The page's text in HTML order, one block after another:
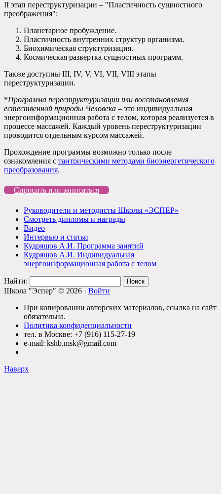
II этап переструктуризации – "Пластичность сущностного
преображения":
Планетарное пробуждение.
Пластичность внутренних структур организма.
Биохимическая структуризация.
Космическая развертка сущностных программ.
Также доступны III, IV, V, VI, VII, VIII этапы
переструктуризации.
*Программа переструктуризации или восстановления
естественной природы Человека – это индивидуальная
энергоинформационная работа с телом, которая реализуется в
процессе массажей. Каждый уровень переструктуризации
проводится отдельным курсом массажей.
Прохождение программы возможно только после
ознакомления с тантрическими методами биоэнергетического
преобразования.
Спросить или записаться
Руководители и методисты Школы «ЭСПЕР»
Смотреть дипломы и награды
Видео
Интервью и статьи
Кудряшов А.И. Программа занятий
Кудряшов А.И. Индивидуальная
энергоинформационная работа с телом
Найти:
Школа "Эспер" © 2026 · Войти
При копировании авторских материалов, ссылка на сайт
обязательна.
Политика конфиденциальности
тел. в Москве: +7 (916) 115-27-19
e-mail: kshb.msk@gmail.com
Наверх